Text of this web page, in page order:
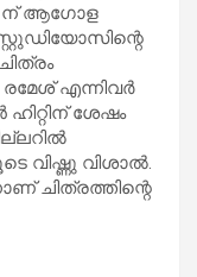
ന് ആഗോള
എന്നിവർ
ശേഷം
വിഷ്ണു വിശാൽ.
ചിത്രത്തിന്റെ